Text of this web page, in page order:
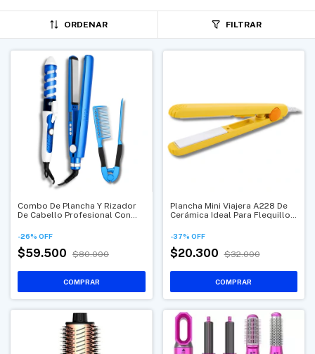
ORDENAR FILTRAR
Combo De Plancha Y Rizador
De Cabello Profesional Con
Obsequio Peine
-26% OFF
$59.500 $80.000
Plancha Mini Viajera A228 De
Cerámica Ideal Para Flequillo Y
-37% OFF
$20.300 $32.000